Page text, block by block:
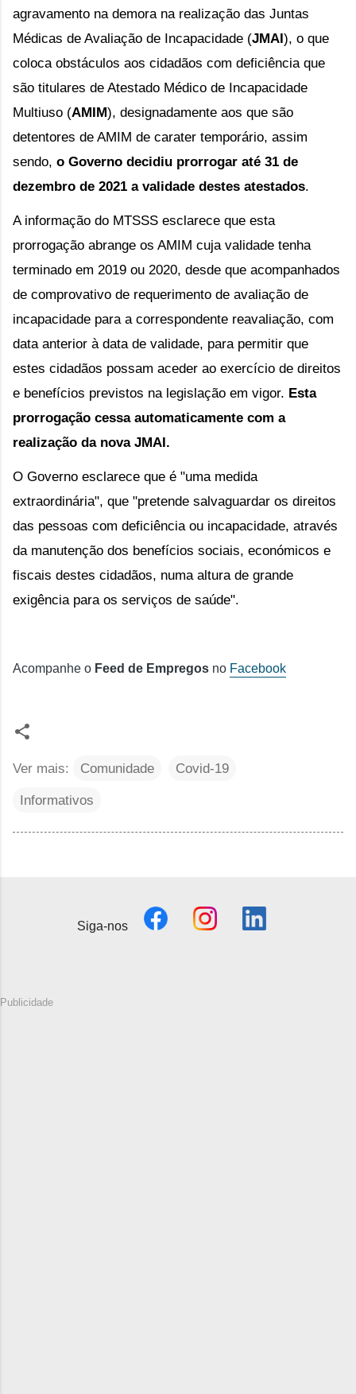
agravamento na demora na realização das Juntas
Médicas de Avaliação de Incapacidade (JMAI), o que
coloca obstáculos aos cidadãos com deficiência que
são titulares de Atestado Médico de Incapacidade
Multiuso (AMIM), designadamente aos que são
detentores de AMIM de carater temporário, assim
sendo, o Governo decidiu prorrogar até 31 de
dezembro de 2021 a validade destes atestados.
A informação do MTSSS esclarece que esta
prorrogação abrange os AMIM cuja validade tenha
terminado em 2019 ou 2020, desde que acompanhados
de comprovativo de requerimento de avaliação de
incapacidade para a correspondente reavaliação, com
data anterior à data de validade, para permitir que
estes cidadãos possam aceder ao exercício de direitos
e benefícios previstos na legislação em vigor. Esta
prorrogação cessa automaticamente com a
realização da nova JMAI.
O Governo esclarece que é "uma medida
extraordinária", que "pretende salvaguardar os direitos
das pessoas com deficiência ou incapacidade, através
da manutenção dos benefícios sociais, económicos e
fiscais destes cidadãos, numa altura de grande
exigência para os serviços de saúde".
Acompanhe o Feed de Empregos no Facebook
Ver mais: Comunidade
Covid-19
Informativos
Siga-nos
Publicidade